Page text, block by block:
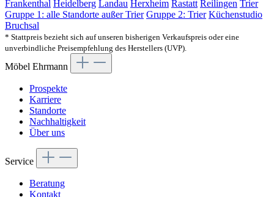
Frankenthal Heidelberg Landau Herxheim Rastatt Reilingen Trier
Gruppe 1: alle Standorte außer Trier Gruppe 2: Trier Küchenstudio
Bruchsal
* Stattpreis bezieht sich auf unseren bisherigen Verkaufspreis oder eine
unverbindliche Preisempfehlung des Herstellers (UVP).
Möbel Ehrmann
Prospekte
Karriere
Standorte
Nachhaltigkeit
Über uns
Service
Beratung
Kontakt